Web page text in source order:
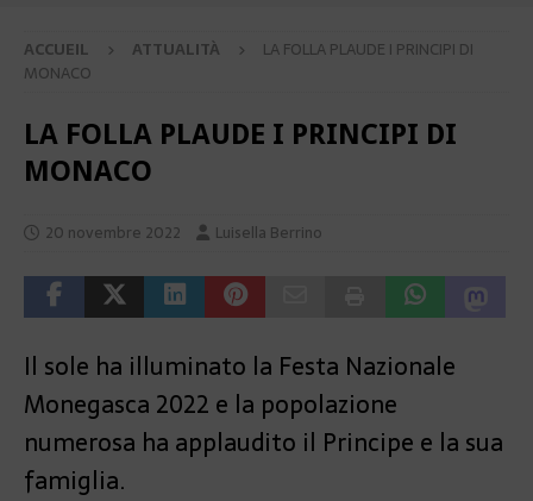
ACCUEIL ATTUALITÀ
LA FOLLA PLAUDE I PRINCIPI DI
MONACO
LA FOLLA PLAUDE I PRINCIPI DI
MONACO
20 novembre 2022 Luisella Berrino
Il sole ha illuminato la Festa Nazionale
Monegasca 2022 e la popolazione
numerosa ha applaudito il Principe e la sua
famiglia.